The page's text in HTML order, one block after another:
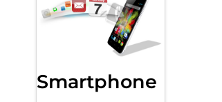
Smartphone